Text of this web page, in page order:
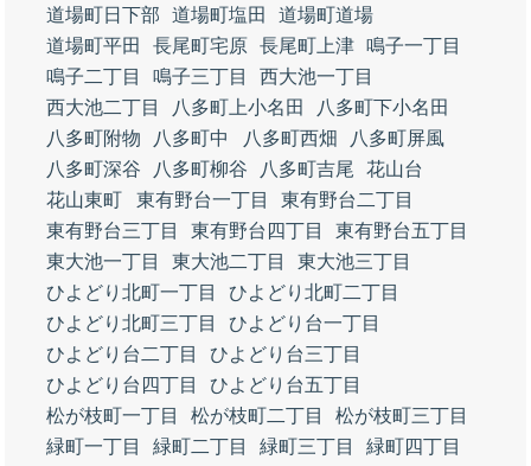
道場町日下部
道場町塩田
道場町道場
道場町平田
長尾町宅原 長尾町上津 鳴子一丁目
鳴子二丁目
鳴子三丁目
西大池一丁目
西大池二丁目
八多町上小名田
八多町下小名田
八多町附物
八多町中 八多町西畑
八多町屏風
八多町深谷
八多町柳谷 八多町吉尾
花山台
花山東町
東有野台一丁目
東有野台二丁目
東有野台三丁目
東有野台四丁目
東有野台五丁目
東大池一丁目
東大池二丁目
東大池三丁目
ひよどり北町一丁目
ひよどり北町二丁目
ひよどり北町三丁目
ひよどり台一丁目
ひよどり台二丁目
ひよどり台三丁目
ひよどり台四丁目
ひよどり台五丁目
松が枝町一丁目
松が枝町二丁目
松が枝町三丁目
緑町一丁目
緑町二丁目 緑町三丁目
緑町四丁目